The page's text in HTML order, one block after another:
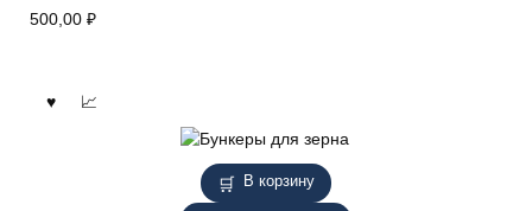
500,00 ₽
В корзину